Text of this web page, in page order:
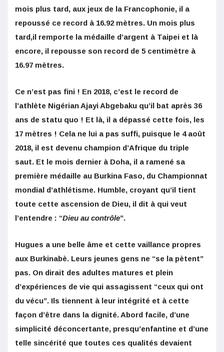
mois plus tard, aux jeux de la Francophonie, il a
repoussé ce record à 16.92 mètres. Un mois plus
tard,il remporte la médaille d’argent à Taipei et là
encore, il repousse son record de 5 centimètre à
16.97 mètres.
Ce n’est pas fini ! En 2018, c’est le record de
l’athlète Nigérian Ajayi Abgebaku qu’il bat après 36
ans de statu quo ! Et là, il a dépassé cette fois, les
17 mètres ! Cela ne lui a pas suffi, puisque le 4 août
2018, il est devenu champion d’Afrique du triple
saut. Et le mois dernier à Doha, il a ramené sa
première médaille au Burkina Faso, du Championnat
mondial d’athlétisme. Humble, croyant qu’il tient
toute cette ascension de Dieu, il dit à qui veut
l’entendre : ‘‘Dieu au contrôle’’.
Hugues a une belle âme et cette vaillance propres
aux Burkinabè. Leurs jeunes gens ne ‘‘se la pètent’’
pas. On dirait des adultes matures et plein
d’expériences de vie qui assagissent ‘‘ceux qui ont
du vécu’’. Ils tiennent à leur intégrité et à cette
façon d’être dans la dignité. Abord facile, d’une
simplicité déconcertante, presqu’enfantine et d’une
telle sincérité que toutes ces qualités devaient